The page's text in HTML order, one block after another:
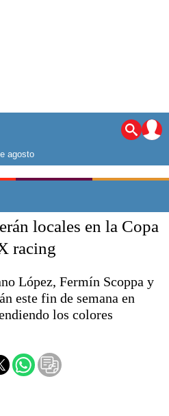
La ciudad
Punta Alta
El mundo
Seguridad
Escenario Olímpico
Liga del Sur
Básquetbol
Federal A
Aplausos
agosto
locales en la Copa
racing
López, Fermín Scoppa y
este fin de semana en
los colores